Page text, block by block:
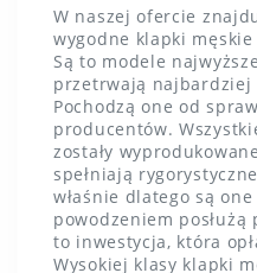
W naszej ofercie
wygodne klapki
Są to modele
przetrwają najbardziej
Pochodzą one od
producentów.
zostały
spełniają
właśnie dlatego są
powodzeniem posłużą
to inwestycja, która
Wysokiej klasy klapki
42
Dodaj do koszyka